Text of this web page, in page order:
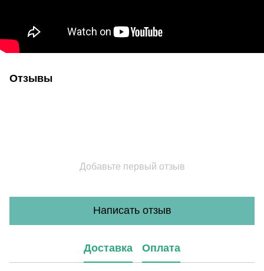
Отзывы
Добавьте первый отзыв
Написать отзыв
Доставка Оплата